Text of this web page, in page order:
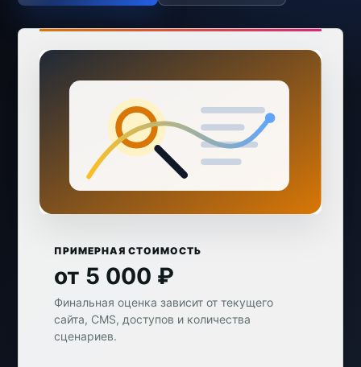
ПРИМЕРНАЯ СТОИМОСТЬ
от 5 000 ₽
Финальная оценка зависит от текущего
сайта, CMS, доступов и количества
сценариев.